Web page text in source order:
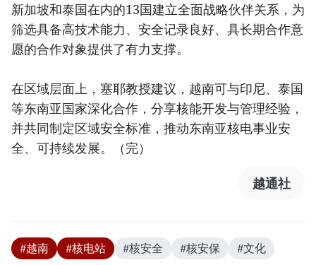
新加坡和泰国在内的13国建立全面战略伙伴关系，为
筛选具备高技术能力、安全记录良好、具长期合作意
愿的合作对象提供了有力支撑。
在区域层面上，塞耶教授建议，越南可与印尼、泰国
等东南亚国家深化合作，分享核能开发与管理经验，
并共同制定区域安全标准，推动东南亚核电事业安
全、可持续发展。（完）
越通社
#越南 #核电站 #核安全 #核安保 #文化